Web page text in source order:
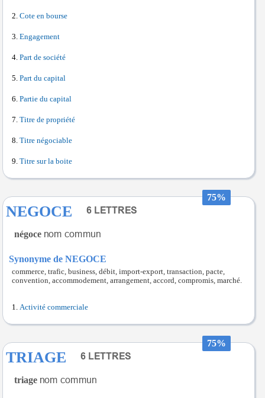
Cote en bourse
Engagement
Part de société
Part du capital
Partie du capital
Titre de propriété
Titre négociable
Titre sur la boite
75%
NEGOCE
négoce
Synonyme de NEGOCE
commerce, trafic, business, débit, import-export, transaction, pacte,
convention, accommodement, arrangement, accord, compromis, marché.
Activité commerciale
75%
TRIAGE
triage